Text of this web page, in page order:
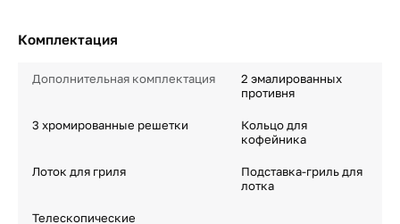
Комплектация
Дополнительная комплектация
2 эмалированных
противня
3 хромированные решетки
Кольцо для
кофейника
Лоток для гриля
Подставка-гриль для
лотка
Телескопические